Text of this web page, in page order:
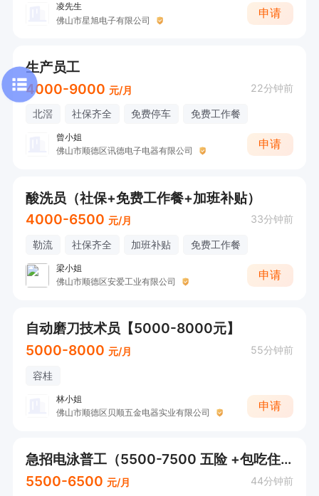
凌先生
佛山市星旭电子有限公司
申请
生产员工
4000-9000 元/月 22分钟前
北滘 社保齐全 免费停车 免费工作餐
曾小姐
佛山市顺德区讯德电子电器有限公司
申请
酸洗员（社保+免费工作餐+加班补贴）
4000-6500 元/月 33分钟前
勒流 社保齐全 加班补贴 免费工作餐
梁小姐
佛山市顺德区安爱工业有限公司
申请
自动磨刀技术员【5000-8000元】
5000-8000 元/月 55分钟前
容桂
林小姐
佛山市顺德区贝顺五金电器实业有限公司
申请
急招电泳普工（5500-7500 五险 +包吃住）
5500-6500 元/月 44分钟前